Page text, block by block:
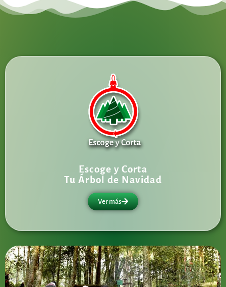
Escoge y Corta
Tu Árbol de Navidad
Ver más